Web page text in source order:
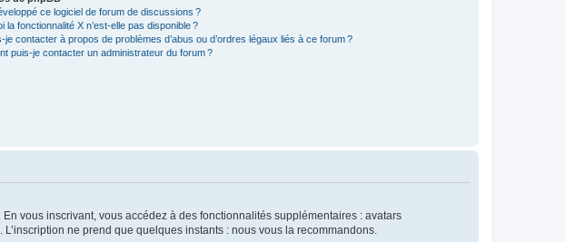
ce logiciel de forum de discussions ?
la fonctionnalité X n’est-elle pas disponible ?
je contacter à propos de problèmes d’abus ou d’ordres légaux liés à ce forum ?
puis-je contacter un administrateur du forum ?
vous inscrivant, vous accédez à des fonctionnalités supplémentaires : avatars
ne prend que quelques instants : nous vous la recommandons.